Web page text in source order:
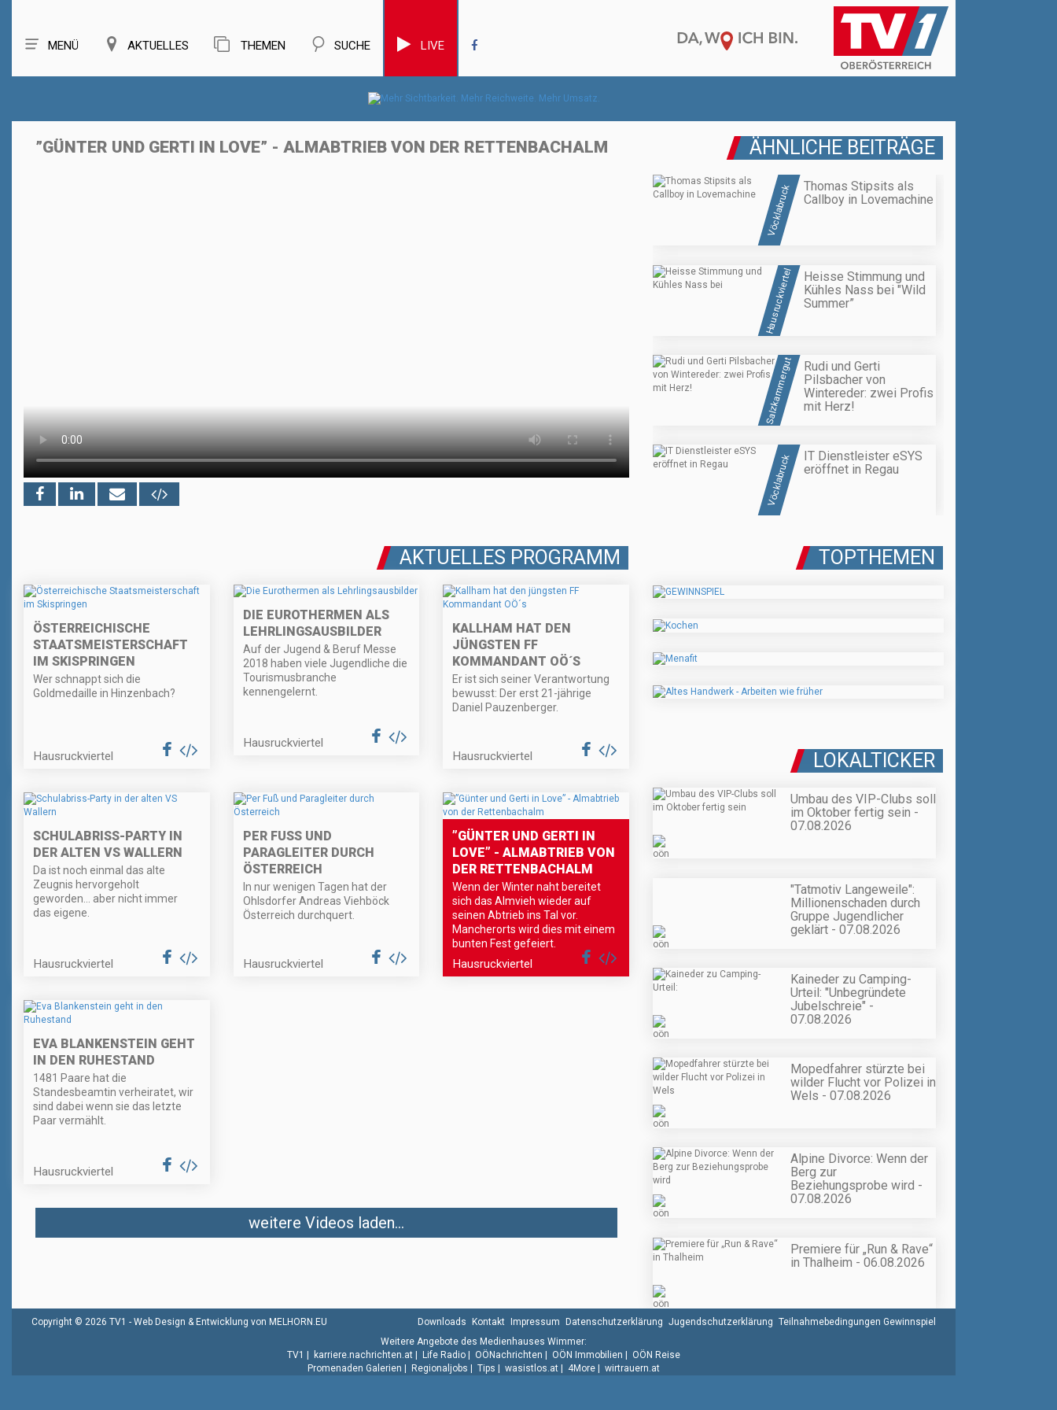
MENÜ AKTUELLES THEMEN SUCHE LIVE
”GÜNTER UND GERTI IN LOVE” - ALMABTRIEB VON DER RETTENBACHALM ÄHNLICHE BEITRÄGE
Vöcklabruck
Thomas Stipsits als
Callboy in Lovemachine
Hausruckviertel
Heisse Stimmung und
Kühles Nass bei "Wild
Summer”
Salzkammergut
Rudi und Gerti
Pilsbacher von
Wintereder: zwei Profis
mit Herz!
Vöcklabruck
IT Dienstleister eSYS
eröffnet in Regau
AKTUELLES PROGRAMM
ÖSTERREICHISCHE
STAATSMEISTERSCHAFT
IM SKISPRINGEN
Wer schnappt sich die
Goldmedaille in Hinzenbach?
Hausruckviertel
DIE EUROTHERMEN ALS
LEHRLINGSAUSBILDER
Auf der Jugend & Beruf Messe
2018 haben viele Jugendliche die
Tourismusbranche
kennengelernt.
Hausruckviertel
KALLHAM HAT DEN
JÜNGSTEN FF
KOMMANDANT OÖ´S
Er ist sich seiner Verantwortung
bewusst: Der erst 21-jährige
Daniel Pauzenberger.
Hausruckviertel
SCHULABRISS-PARTY IN
DER ALTEN VS WALLERN
Da ist noch einmal das alte
Zeugnis hervorgeholt
geworden… aber nicht immer
das eigene.
Hausruckviertel
PER FUSS UND P
ARAGLEITER DURCH Ö
STERREICH
In nur wenigen Tagen hat der
Ohlsdorfer Andreas Viehböck
Österreich durchquert.
Hausruckviertel
”GÜNTER UND GERTI IN
LOVE” - ALMABTRIEB VON
DER RETTENBACHALM
Wenn der Winter naht bereitet
sich das Almvieh wieder auf
seinen Abtrieb ins Tal vor.
Mancherorts wird dies mit einem
bunten Fest gefeiert.
Hausruckviertel
EVA BLANKENSTEIN GEHT
IN DEN RUHESTAND
1481 Paare hat die
Standesbeamtin verheiratet, wir
sind dabei wenn sie das letzte
Paar vermählt.
Hausruckviertel
weitere Videos laden...
TOPTHEMEN
LOKALTICKER
Umbau des VIP-Clubs soll
im Oktober fertig sein -
07.08.2026
"Tatmotiv Langeweile":
Millionenschaden durch
Gruppe Jugendlicher
geklärt - 07.08.2026
Kaineder zu Camping-
Urteil: "Unbegründete
Jubelschreie" -
07.08.2026
Mopedfahrer stürzte bei
wilder Flucht vor Polizei in
Wels - 07.08.2026
Alpine Divorce: Wenn der
Berg zur
Beziehungsprobe wird -
07.08.2026
Premiere für „Run & Rave“
in Thalheim - 06.08.2026
Copyright © 2026 TV1 - Web Design & Entwicklung von MELHORN.EU Downloads Kontakt Impressum Datenschutzerklärung Jugendschutzerklärung Teilnahmebedingungen Gewinnspiel
Weitere Angebote des Medienhauses Wimmer:
TV1 | karriere.nachrichten.at | Life Radio | OÖNachrichten | OÖN Immobilien | OÖN Reise
Promenaden Galerien | Regionaljobs | Tips | wasistlos.at | 4More | wirtrauern.at